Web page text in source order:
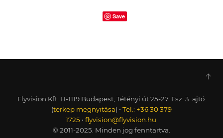
Save
Flyvision Kft. H-1119 Budapest, Tétényi út 25-27. Fsz. 3. ajtó.
(terkep megnyitása) • Tel.: +36 30 379
1725 • flyvision@flyvision.hu
© 2011-2025. Minden jog fenntartva.